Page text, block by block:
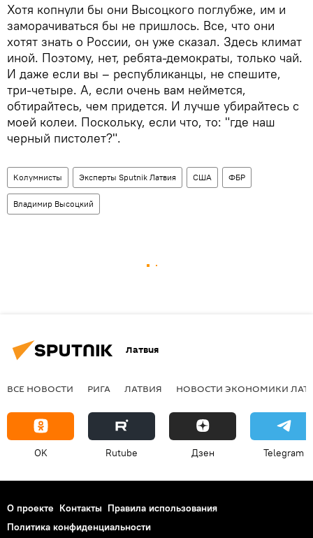
Хотя копнули бы они Высоцкого поглубже, им и
заморачиваться бы не пришлось. Все, что они
хотят знать о России, он уже сказал. Здесь климат
иной. Поэтому, нет, ребята-демократы, только чай.
И даже если вы – республиканцы, не спешите,
три-четыре. А, если очень вам неймется,
обтирайтесь, чем придется. И лучше убирайтесь с
моей колеи. Поскольку, если что, то: "где наш
черный пистолет?".
Колумнисты Эксперты Sputnik Латвия США ФБР
Владимир Высоцкий
Латвия
ВСЕ НОВОСТИ РИГА ЛАТВИЯ НОВОСТИ ЭКОНОМИКИ
OK Rutube Дзен Telegram
О проекте Контакты Правила использования
Политика конфиденциальности